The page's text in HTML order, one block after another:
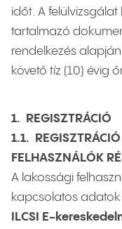
időt. A
tartalmazó
rendelkezés
követő tíz (10) évig
1. REGISZTRÁCIÓ
1.1. REGISZTRÁCIÓ
FELHASZNÁLÓK
A lakossági
kapcsolatos
ILCSI E-